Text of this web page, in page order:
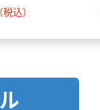
（税込）